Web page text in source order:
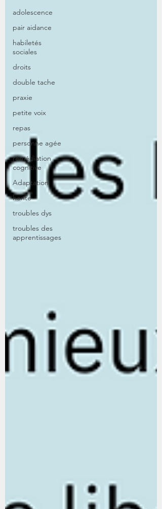
adolescence
pair aidance
habiletés
sociales
droits
double tache
praxie
petite voix
repas
personne agée
remédiation
cognitive
Adaptation
honte
troubles dys
troubles des
apprentissages